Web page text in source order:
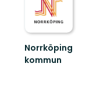
Norrköping
kommun